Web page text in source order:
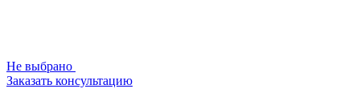
Не выбрано
Заказать консультацию